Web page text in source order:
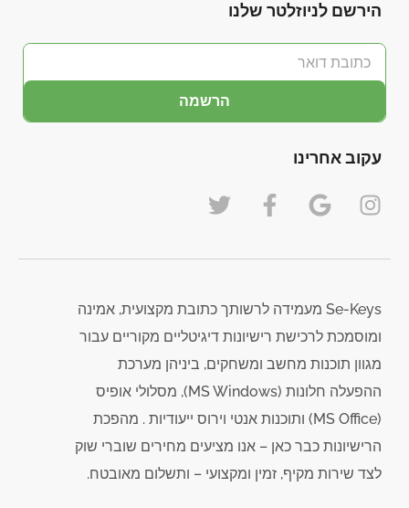
הירשם לניוזלטר שלנו
הרשמה
עקוב אחרינו
Se-Keys מעמידה לרשותך כתובת מקצועית, אמינה
ומוסמכת לרכישת רישיונות דיגיטליים מקוריים עבור
מגוון תוכנות מחשב ומשחקים, ביניהן מערכת
ההפעלה חלונות (MS Windows), מסלולי אופיס
(MS Office) ותוכנות אנטי וירוס ייעודיות . מהפכת
הרישיונות כבר כאן – אנו מציעים מחירים שוברי שוק
לצד שירות מקיף, זמין ומקצועי – ותשלום מאובטח.